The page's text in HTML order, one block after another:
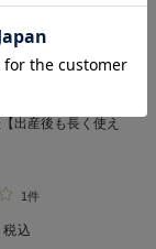
出産後も長く使え
1件
税込